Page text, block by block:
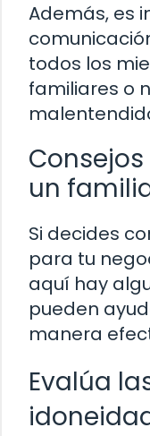
Además, es
todos los
familiares o
un
Si decides
para tu
aquí hay
pueden
manera
Evalúa